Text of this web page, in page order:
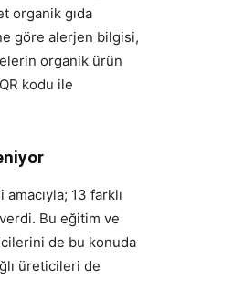
organik gıda
göre alerjen bilgisi,
organik ürün
kodu ile
13 farklı
Bu eğitim ve
de bu konuda
üreticileri de